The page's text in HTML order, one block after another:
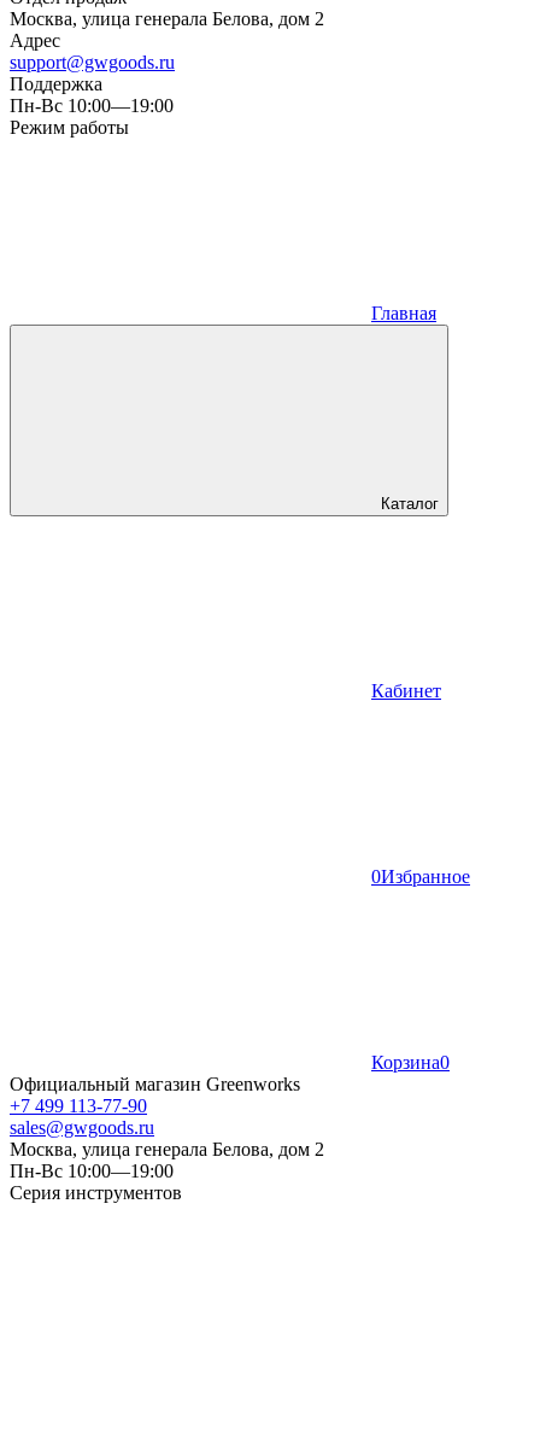
Москва, улица генерала Белова, дом 2
Адрес
support@gwgoods.ru
Поддержка
Пн-Вс 10:00—19:00
Режим работы
Главная
Каталог
Кабинет
0Избранное
Корзина0
Официальный магазин Greenworks
+7 499 113-77-90
sales@gwgoods.ru
Москва, улица генерала Белова, дом 2
Пн-Вс 10:00—19:00
Серия инструментов